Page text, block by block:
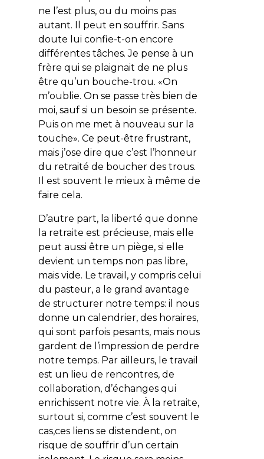
ne l’est plus, ou du moins pas
autant. Il peut en souffrir. Sans
doute lui confie-t-on encore
différentes tâches. Je pense à un
frère qui se plaignait de ne plus
être qu’un bouche-trou. «On
m’oublie. On se passe très bien de
moi, sauf si un besoin se présente.
Puis on me met à nouveau sur la
touche». Ce peut-être frustrant,
mais j’ose dire que c’est l’honneur
du retraité de boucher des trous.
Il est souvent le mieux à même de
faire cela.
D’autre part, la liberté que donne
la retraite est précieuse, mais elle
peut aussi être un piège, si elle
devient un temps non pas libre,
mais vide. Le travail, y compris celui
du pasteur, a le grand avantage
de structurer notre temps: il nous
donne un calendrier, des horaires,
qui sont parfois pesants, mais nous
gardent de l’impression de perdre
notre temps. Par ailleurs, le travail
est un lieu de rencontres, de
collaboration, d’échanges qui
enrichissent notre vie. À la retraite,
surtout si, comme c’est souvent le
cas,ces liens se distendent, on
risque de souffrir d’un certain